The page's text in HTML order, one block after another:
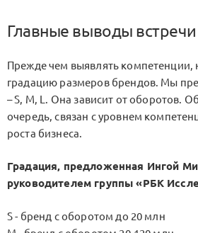
Главные выводы встречи
Прежде чем выявлять компетенции,
градацию размеров брендов. Мы
– S, M, L. Она зависит от оборотов.
очередь, связан с уровнем
роста бизнеса.
Градация, предложенная Ингой
руководителем группы «РБК
S - бренд с оборотом до 20 млн